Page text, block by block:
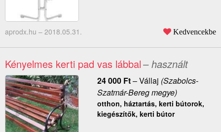
aprodx.hu – 2018.05.31. Kedvencekbe
Kényelmes kerti pad vas lábbal– használt
24 000 Ft–Vállaj (Szabolcs-
Szatmár-Bereg megye)
otthon, háztartás, kerti bútorok,
kiegészítők, kerti bútor